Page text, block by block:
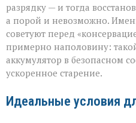
разрядку — и тогда
а порой и невозможно.
советуют перед
примерно наполовину:
аккумулятор в безопасном
ускоренное старение.
Идеальные условия